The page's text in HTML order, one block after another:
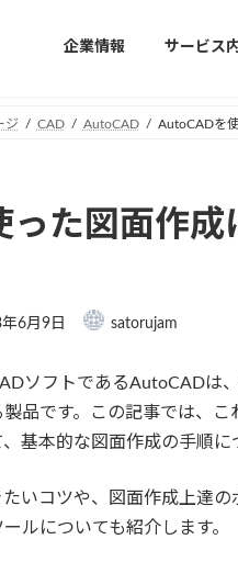
企業情報 サービス
ジ CAD AutoCAD AutoCADを
た図面作成
6月9日 satorujam
ソフトであるAutoCADは
品です。この記事では、
基本的な図面作成の手順に
いコツや、図面作成上達
ルについても紹介します。